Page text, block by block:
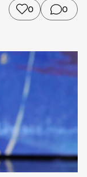
0 0